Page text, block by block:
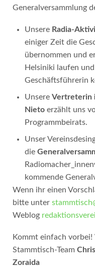
Generalversammlung
Unsere Radia-
einiger Zeit die
übernommen und
Helsiniki laufen
Geschäftsführerin
Unsere Vertreterin
Nieto erzählt uns
Programmbeirats.
Unser
die
kommende
Wenn ihr einen
bitte unter
Weblog
Kommt einfach
Stammtisch-Team
Zoraida